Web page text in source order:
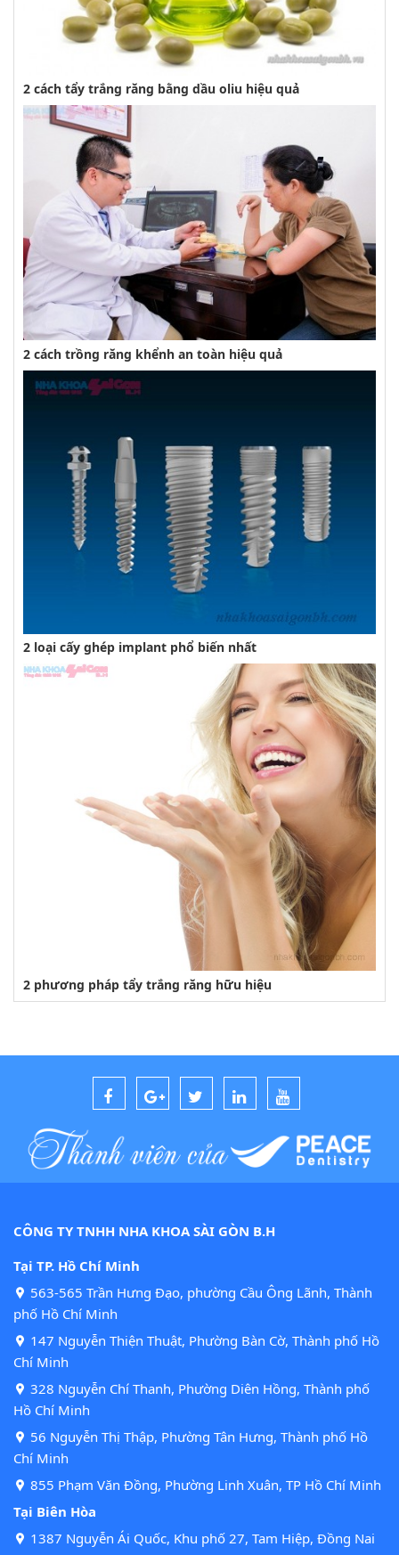
2 cách tẩy trắng răng bằng dầu oliu hiệu quả
2 cách trồng răng khểnh an toàn hiệu quả
2 loại cấy ghép implant phổ biến nhất
2 phương pháp tẩy trắng răng hữu hiệu
CÔNG TY TNHH NHA KHOA SÀI GÒN B.H
Tại TP. Hồ Chí Minh
563-565 Trần Hưng Đạo, phường Cầu Ông Lãnh, Thành
phố Hồ Chí Minh
147 Nguyễn Thiện Thuật, Phường Bàn Cờ, Thành phố Hồ
Chí Minh
328 Nguyễn Chí Thanh, Phường Diên Hồng, Thành phố
Hồ Chí Minh
56 Nguyễn Thị Thập, Phường Tân Hưng, Thành phố Hồ
Chí Minh
855 Phạm Văn Đồng, Phường Linh Xuân, TP Hồ Chí Minh
Tại Biên Hòa
1387 Nguyễn Ái Quốc, Khu phố 27, Tam Hiệp, Đồng Nai